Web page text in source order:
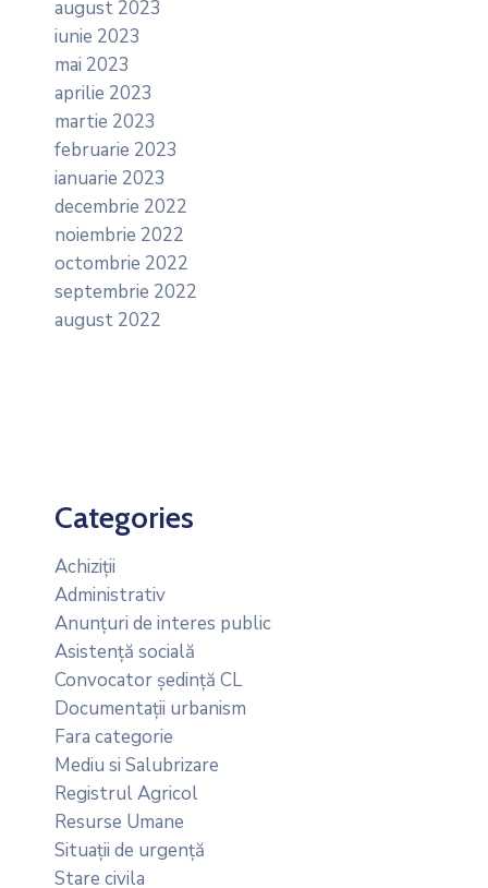
august 2023
iunie 2023
mai 2023
aprilie 2023
martie 2023
februarie 2023
ianuarie 2023
decembrie 2022
noiembrie 2022
octombrie 2022
septembrie 2022
august 2022
Categories
Achiziții
Administrativ
Anunțuri de interes public
Asistență socială
Convocator ședință CL
Documentații urbanism
Fara categorie
Mediu si Salubrizare
Registrul Agricol
Resurse Umane
Situații de urgență
Stare civila